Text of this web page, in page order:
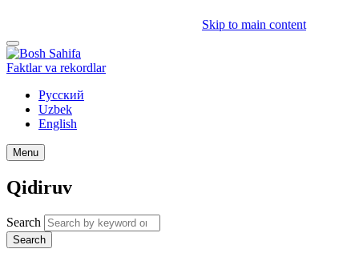
Skip to main content
Faktlar va rekordlar
Русский
Uzbek
English
Menu
Qidiruv
Search
Search